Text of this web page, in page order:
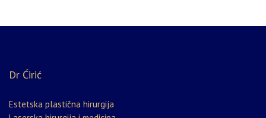
Dr Ćirić
Estetska plastična hirurgija